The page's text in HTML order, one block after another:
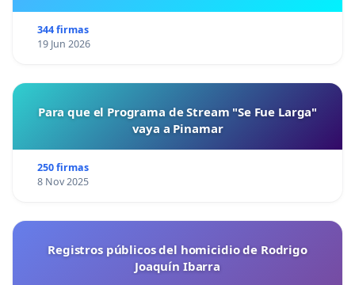
344 firmas
19 Jun 2026
Para que el Programa de Stream "Se Fue Larga"
vaya a Pinamar
250 firmas
8 Nov 2025
Registros públicos del homicidio de Rodrigo
Joaquín Ibarra